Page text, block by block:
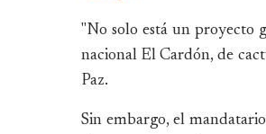
"No solo está un proyecto
nacional El Cardón, de
Paz.
Sin embargo, el